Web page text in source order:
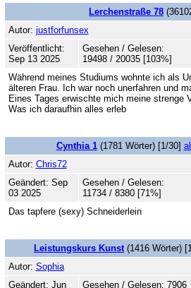
Lerchenstraße 78
Autor: justforfunsex
Veröffentlicht:
Sep 13 2025
Gesehen / Gelesen:
19498 / 20035 [103%]
Während meines Studiums wohnte ich als
älteren Frau. Ich war noch unerfahren und
Eines Tages erwischte mich meine strenge
Was ich daraufhin alles erleb
Cynthia 1(1781 Wörter) [1/30]
Autor: Chris72
Geändert: Sep
03 2025
Gesehen / Gelesen:
11734 / 8380 [71%]
Das tapfere (sexy) Schneiderlein
Leistungskurs Kunst(1416 Wörter)
Autor: Sophia
Geändert: Jun
Gesehen / Gelesen: 7906